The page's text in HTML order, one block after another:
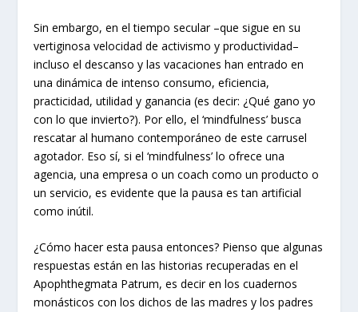
Sin embargo, en el tiempo secular –que sigue en su
vertiginosa velocidad de activismo y productividad–
incluso el descanso y las vacaciones han entrado en
una dinámica de intenso consumo, eficiencia,
practicidad, utilidad y ganancia (es decir: ¿Qué gano yo
con lo que invierto?). Por ello, el ‘mindfulness’ busca
rescatar al humano contemporáneo de este carrusel
agotador. Eso sí, si el ‘mindfulness’ lo ofrece una
agencia, una empresa o un coach como un producto o
un servicio, es evidente que la pausa es tan artificial
como inútil.
¿Cómo hacer esta pausa entonces? Pienso que algunas
respuestas están en las historias recuperadas en el
Apophthegmata Patrum, es decir en los cuadernos
monásticos con los dichos de las madres y los padres